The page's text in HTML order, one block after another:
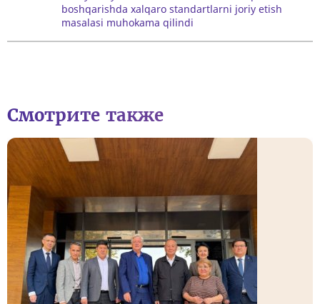
boshqarishda xalqaro standartlarni joriy etish
masalasi muhokama qilindi
Смотрите также